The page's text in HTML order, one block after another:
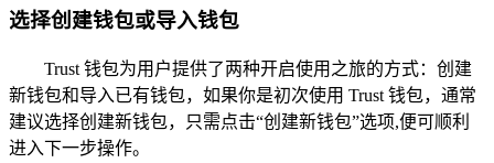
选择创建钱包或导入钱包
Trust 钱包为用户提供了两种开启使用之旅的方式：创建
新钱包和导入已有钱包，如果你是初次使用 Trust 钱包，通常
建议选择创建新钱包，只需点击“创建新钱包”选项,便可顺利
进入下一步操作。